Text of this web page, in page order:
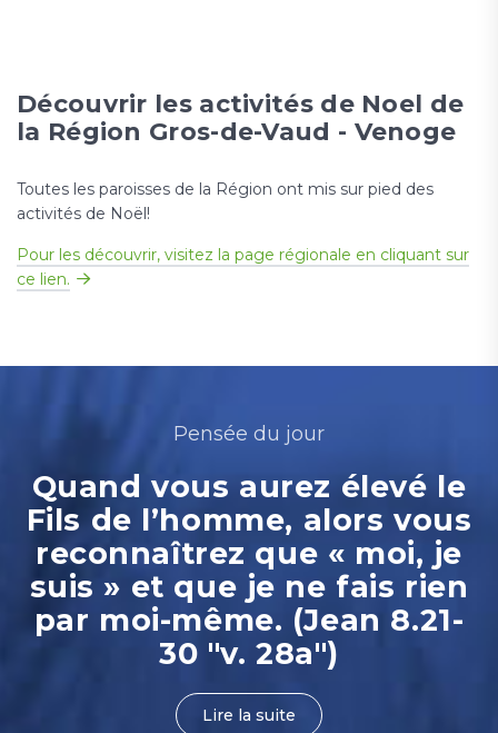
Découvrir les activités de Noel de
la Région Gros-de-Vaud - Venoge
Toutes les paroisses de la Région ont mis sur pied des
activités de Noël!
Pour les découvrir, visitez la page régionale en cliquant sur
ce lien.
Pensée du jour
Quand vous aurez élevé le
Fils de l’homme, alors vous
reconnaîtrez que « moi, je
suis » et que je ne fais rien
par moi-même. (Jean 8.21-
30 "v. 28a")
Lire la suite